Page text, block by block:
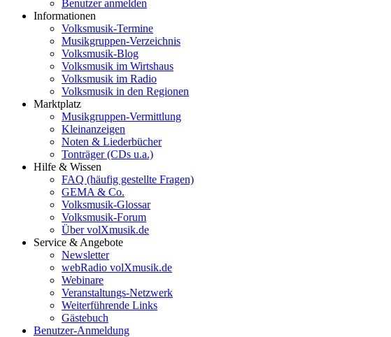
Benutzer anmelden
Informationen
Volksmusik-Termine
Musikgruppen-Verzeichnis
Volksmusik-Blog
Volksmusik im Wirtshaus
Volksmusik im Radio
Volksmusik in den Regionen
Marktplatz
Musikgruppen-Vermittlung
Kleinanzeigen
Noten & Liederbücher
Tonträger (CDs u.a.)
Hilfe & Wissen
FAQ (häufig gestellte Fragen)
GEMA & Co.
Volksmusik-Glossar
Volksmusik-Forum
Über volXmusik.de
Service & Angebote
Newsletter
webRadio volXmusik.de
Webinare
Veranstaltungs-Netzwerk
Weiterführende Links
Gästebuch
Benutzer-Anmeldung